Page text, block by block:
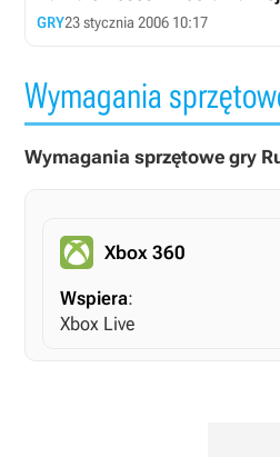
GRY23 stycznia 2006 10:17
Wymagania
Wymagania sprzętowe gry
Xbox 360
Wspiera:
Xbox Live